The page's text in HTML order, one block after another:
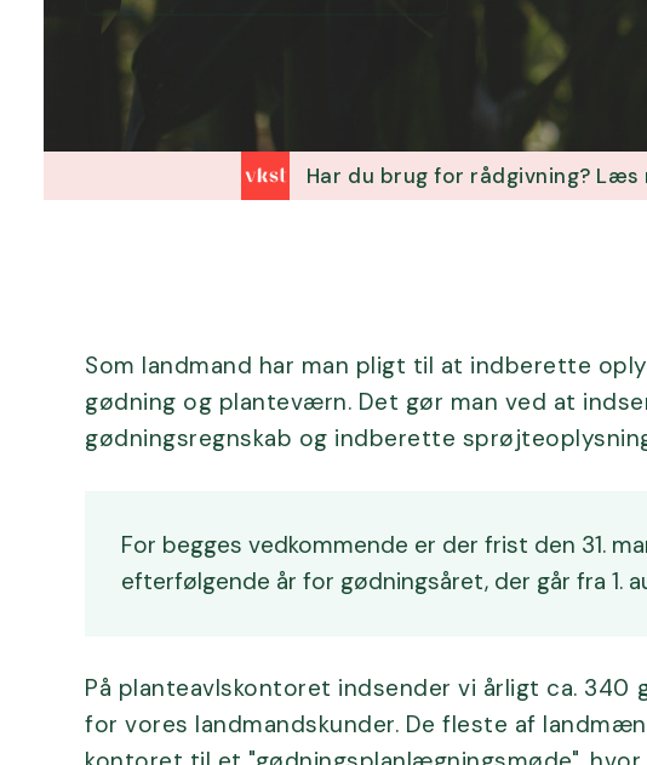
Har du brug for rådgivning?
Som landmand har man pligt til at indberette
gødning og planteværn. Det gør man ved at
gødningsregnskab og indberette
For begges vedkommende er der frist den 31.
efterfølgende år for gødningsåret, der går fra 1.
På planteavlskontoret indsender vi årligt ca. 340
for vores landmandskunder. De fleste af